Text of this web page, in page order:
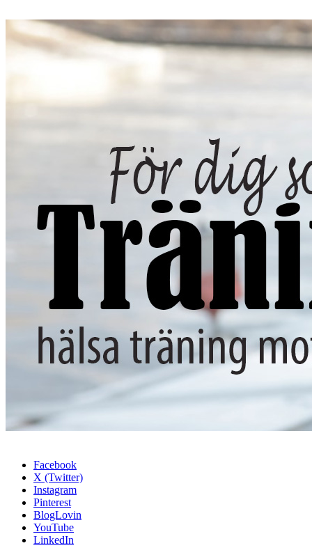
Facebook
X (Twitter)
Instagram
Pinterest
BlogLovin
YouTube
LinkedIn